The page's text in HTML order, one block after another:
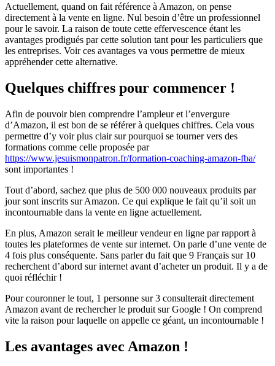
Actuellement, quand on fait référence à Amazon, on pense
directement à la vente en ligne. Nul besoin d’être un professionnel
pour le savoir. La raison de toute cette effervescence étant les
avantages prodigués par cette solution tant pour les particuliers que
les entreprises. Voir ces avantages va vous permettre de mieux
appréhender cette alternative.
Quelques chiffres pour commencer !
Afin de pouvoir bien comprendre l’ampleur et l’envergure
d’Amazon, il est bon de se référer à quelques chiffres. Cela vous
permettre d’y voir plus clair sur pourquoi se tourner vers des
formations comme celle proposée par
https://www.jesuismonpatron.fr/formation-coaching-amazon-fba/
sont importantes !
Tout d’abord, sachez que plus de 500 000 nouveaux produits par
jour sont inscrits sur Amazon. Ce qui explique le fait qu’il soit un
incontournable dans la vente en ligne actuellement.
En plus, Amazon serait le meilleur vendeur en ligne par rapport à
toutes les plateformes de vente sur internet. On parle d’une vente de
4 fois plus conséquente. Sans parler du fait que 9 Français sur 10
recherchent d’abord sur internet avant d’acheter un produit. Il y a de
quoi réfléchir !
Pour couronner le tout, 1 personne sur 3 consulterait directement
Amazon avant de rechercher le produit sur Google ! On comprend
vite la raison pour laquelle on appelle ce géant, un incontournable !
Les avantages avec Amazon !